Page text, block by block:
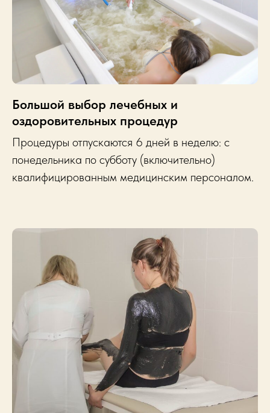
Большой выбор лечебных и
оздоровительных процедур
Процедуры отпускаются 6 дней в неделю: с
понедельника по субботу (включительно)
квалифицированным медицинским персоналом.